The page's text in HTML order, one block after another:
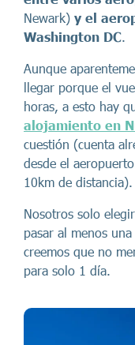
Newark) y el
Washington DC.
Aunque
llegar porque el
horas, a esto hay
alojamiento en
cuestión (cuenta
desde el
10km de distancia).
Nosotros solo
pasar al menos
creemos que no
para solo 1 día.